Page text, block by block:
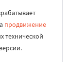
продвижение
технической